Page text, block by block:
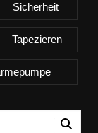
Sicherheit
Tapezieren